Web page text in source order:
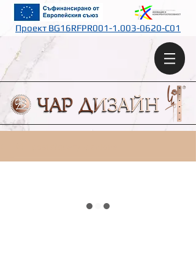
Проект BG16RFPR001-1.003-0620-C01